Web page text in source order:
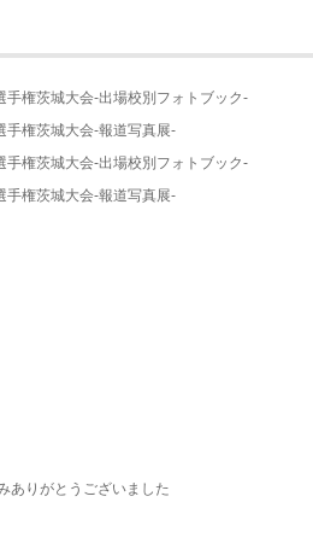
手権茨城大会-出場校別フォトブック-
手権茨城大会-報道写真展-
手権茨城大会-出場校別フォトブック-
手権茨城大会-報道写真展-
ありがとうございました